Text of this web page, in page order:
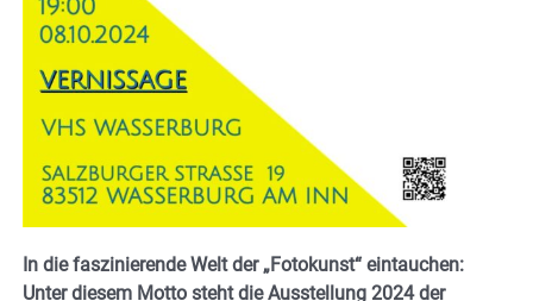
In die faszinierende Welt der „Fotokunst“ eintauchen:
Unter diesem Motto steht die Ausstellung 2024 der